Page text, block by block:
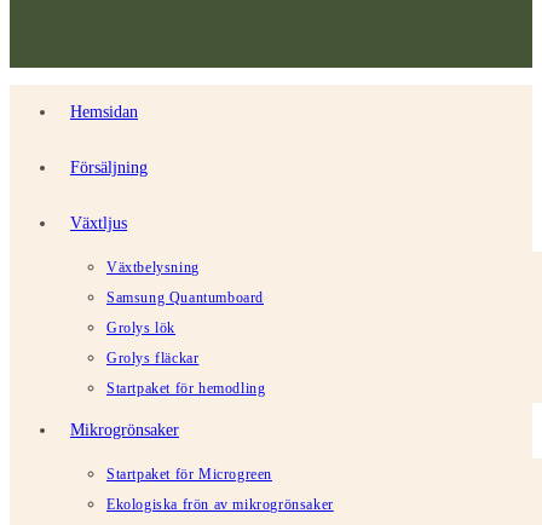
Hemsidan
Försäljning
Växtljus
Växtbelysning
Samsung Quantumboard
Grolys lök
Grolys fläckar
Startpaket för hemodling
Mikrogrönsaker
Startpaket för Microgreen
Ekologiska frön av mikrogrönsaker